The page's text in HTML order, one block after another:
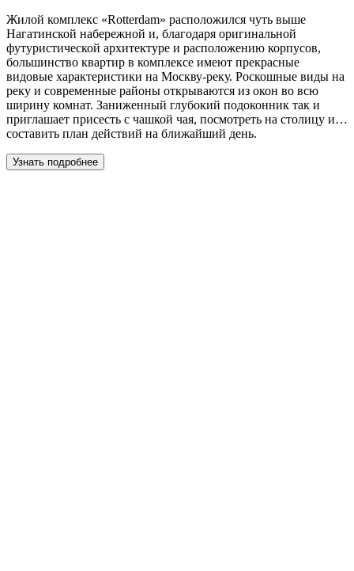
Жилой комплекс «Rotterdam» расположился чуть выше
Нагатинской набережной и, благодаря оригинальной
футуристической архитектуре и расположению корпусов,
большинство квартир в комплексе имеют прекрасные
видовые характеристики на Москву-реку. Роскошные виды на
реку и современные районы открываются из окон во всю
ширину комнат. Заниженный глубокий подоконник так и
приглашает присесть с чашкой чая, посмотреть на столицу и…
составить план действий на ближайший день.
Узнать подробнее